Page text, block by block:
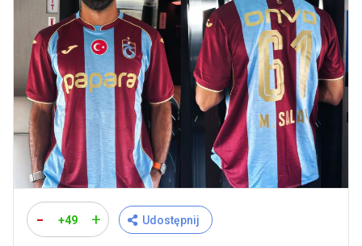
- +49 + Udostępnij